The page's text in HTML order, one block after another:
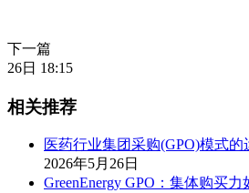
下一篇
26日 18:15
相关推荐
医药行业集团采购(GPO)模式
2026年5月26日
GreenEnergy GPO：集体购买